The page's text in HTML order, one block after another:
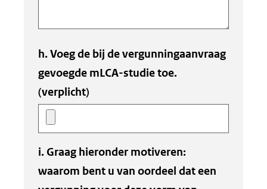
h. Voeg de bij de vergunningaanvraag
gevoegde mLCA-studie toe.
(verplicht)
i. Graag hieronder motiveren:
waarom bent u van oordeel dat een